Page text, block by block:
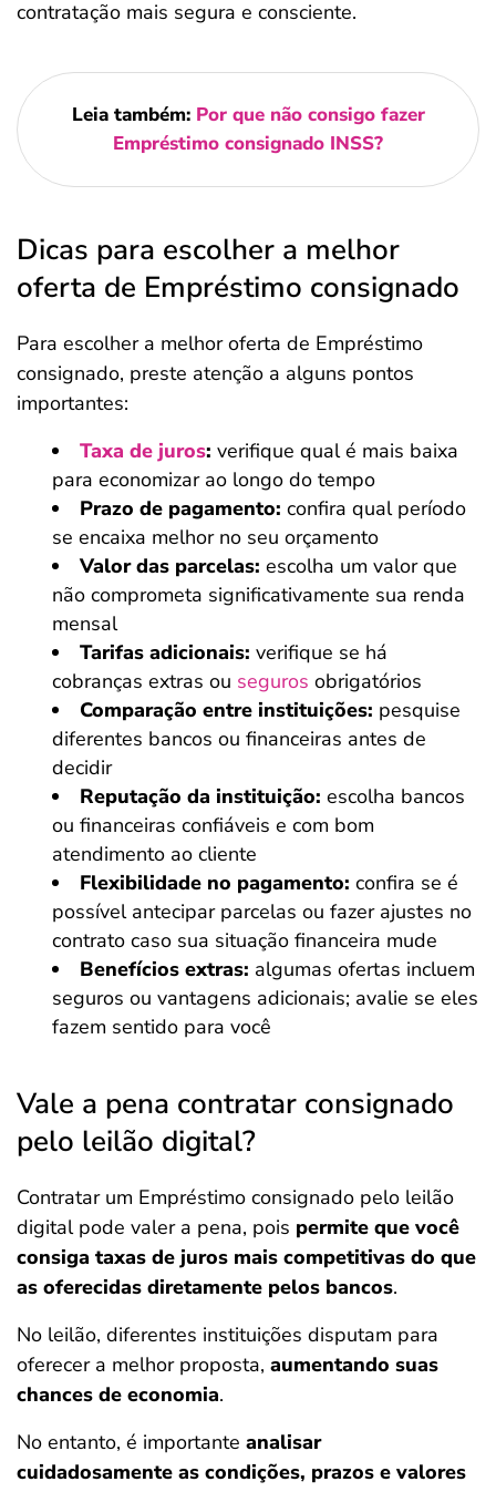
contratação mais segura e consciente.
Leia também: Por que não consigo fazer
Empréstimo consignado INSS?
Dicas para escolher a melhor
oferta de Empréstimo consignado
Para escolher a melhor oferta de Empréstimo
consignado, preste atenção a alguns pontos
importantes:
Taxa de juros: verifique qual é mais baixa
para economizar ao longo do tempo
Prazo de pagamento: confira qual período
se encaixa melhor no seu orçamento
Valor das parcelas: escolha um valor que
não comprometa significativamente sua renda
mensal
Tarifas adicionais: verifique se há
cobranças extras ou seguros obrigatórios
Comparação entre instituições: pesquise
diferentes bancos ou financeiras antes de
decidir
Reputação da instituição: escolha bancos
ou financeiras confiáveis e com bom
atendimento ao cliente
Flexibilidade no pagamento: confira se é
possível antecipar parcelas ou fazer ajustes no
contrato caso sua situação financeira mude
Benefícios extras: algumas ofertas incluem
seguros ou vantagens adicionais; avalie se eles
fazem sentido para você
Vale a pena contratar consignado
pelo leilão digital?
Contratar um Empréstimo consignado pelo leilão
digital pode valer a pena, pois permite que você
consiga taxas de juros mais competitivas do que
as oferecidas diretamente pelos bancos.
No leilão, diferentes instituições disputam para
oferecer a melhor proposta, aumentando suas
chances de economia.
No entanto, é importante analisar
cuidadosamente as condições, prazos e valores